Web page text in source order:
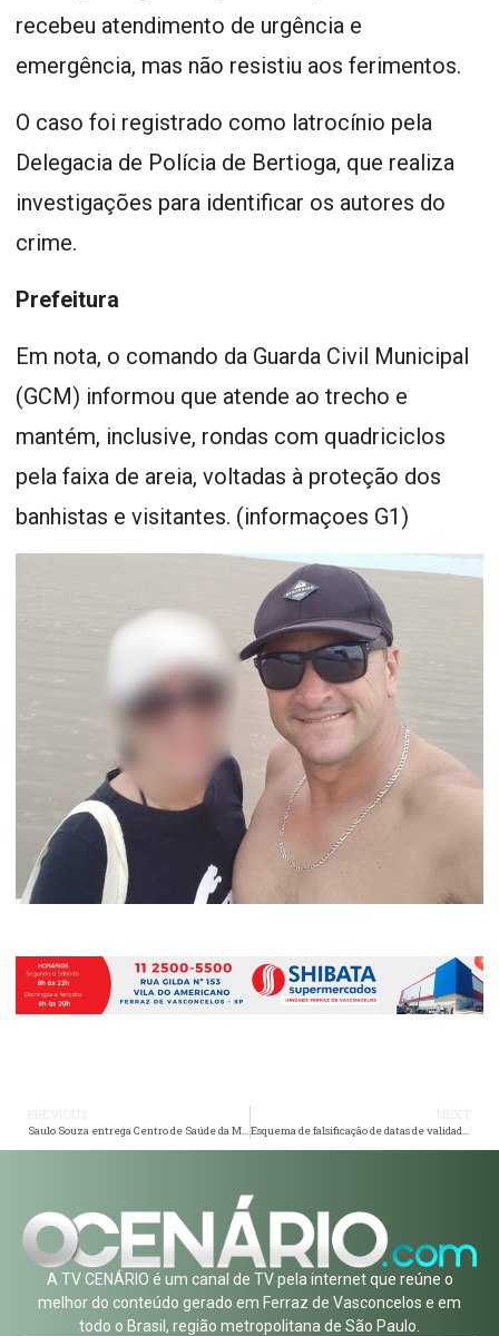
recebeu atendimento de urgência e
emergência, mas não resistiu aos ferimentos.
O caso foi registrado como latrocínio pela
Delegacia de Polícia de Bertioga, que realiza
investigações para identificar os autores do
crime.
Prefeitura
Em nota, o comando da Guarda Civil Municipal
(GCM) informou que atende ao trecho e
mantém, inclusive, rondas com quadriciclos
pela faixa de areia, voltadas à proteção dos
banhistas e visitantes. (informaçoes G1)
Saulo Souza entrega Centro de Saúde da Mulher e revoluciona luta contra o câncer em Poá Esquema de falsificação de datas de validade é desarticulado em Itaquaquecetuba
A TV CENÁRIO é um canal de TV pela internet que reúne o
melhor do conteúdo gerado em Ferraz de Vasconcelos e em
todo o Brasil, região metropolitana de São Paulo.